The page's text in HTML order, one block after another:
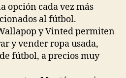
opción cada vez más
al fútbol.
y Vinted permiten
y vender ropa usada,
fútbol, a precios muy